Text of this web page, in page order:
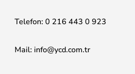
Telefon: 0 216 443 0 923
Mail: info@ycd.com.tr